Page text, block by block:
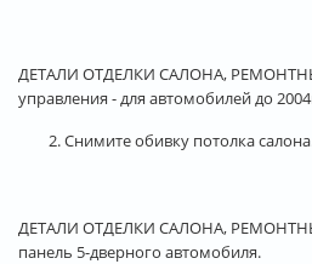
ДЕТАЛИ ОТДЕЛКИ САЛОНА,
управления - для автомобилей до
2. Снимите обивку потолка
ДЕТАЛИ ОТДЕЛКИ САЛОНА,
панель 5-дверного автомобиля.